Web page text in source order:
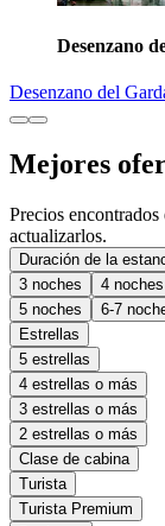
Desenzano
Desenzano del
Mejores
Precios
actualizarlos.
Duración de la
3 noches
4 noches
5 noches
6-7
Estrellas
5 estrellas
4 estrellas o más
3 estrellas o más
2 estrellas o más
Clase de cabina
Turista
Turista Premium